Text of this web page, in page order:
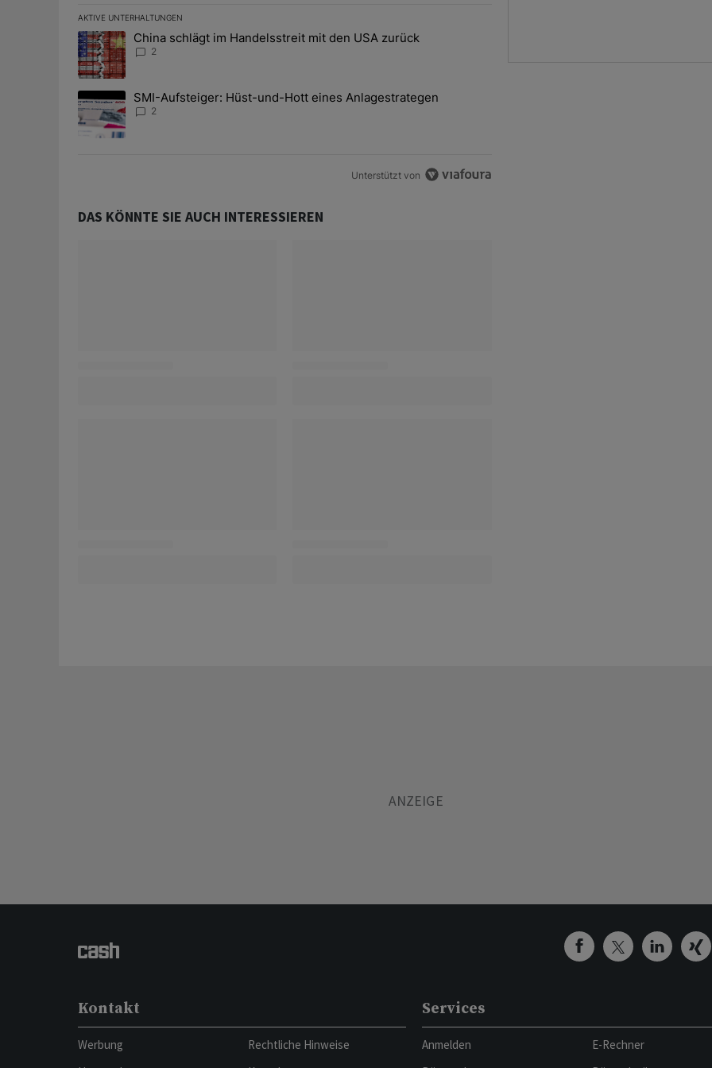
AKTIVE UNTERHALTUNGEN
Das Folgende ist eine Liste der am meisten kommentierten Artikel der letzten 7 days.
Ein Trendartikel mit dem Titel "China schlägt im Handelsstreit mit den USA zurück" mit 2 kommentare.
China schlägt im Handelsstreit mit den USA zurück
2
Ein Trendartikel mit dem Titel "SMI-Aufsteiger: Hüst-und-Hott eines Anlagestrategen" mit 2 kommentare.
SMI-Aufsteiger: Hüst-und-Hott eines Anlagestrategen
2
Unterstützt von
DAS KÖNNTE SIE AUCH INTERESSIEREN
Kontakt
Werbung
Rechtliche Hinweise
Services
Anmelden
E-Rechner